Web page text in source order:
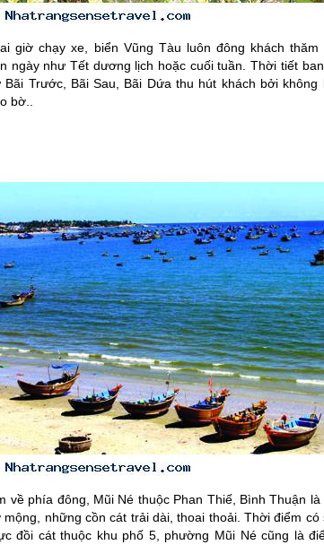
giờ chạy xe, biển Vũng Tàu luôn đông khách
ngày như Tết dương lịch hoặc cuối tuần. Thời tiết
Trước, Bãi Sau, Bãi Dứa thu hút khách bởi
bờ..
về phía đông, Mũi Né thuộc Phan Thiế, Bình Thuận
những cồn cát trải dài, thoai thoải. Thời điểm
đồi cát thuộc khu phố 5, phường Mũi Né cũng là